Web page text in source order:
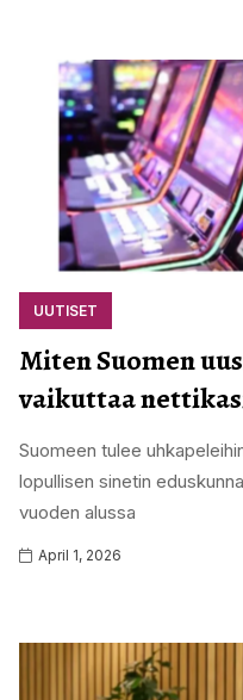
UUTISET
Miten Suomen
vaikuttaa
Suomeen tulee
lopullisen sinetin
vuoden alussa
April 1, 2026